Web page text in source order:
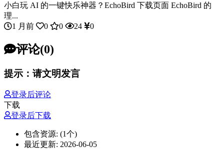
小白玩 AI 的一键快乐神器？EchoBird 下载页面 EchoBird 的
理...
1 月前
0 0 24 0
评论(0)
提示：请文明发言
登录后评论
下载
登录后下载
包含资源: (1个)
最近更新: 2026-06-05